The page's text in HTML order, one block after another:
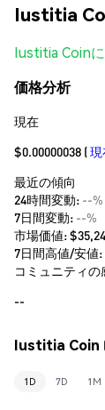
Iustitia
Iustitia Coin
価格分析
現在
$0.00000038 (現
最近の傾向
24時間変動: --%
7日間変動: --%
市場価値:
7日間高値/安値:
コミュニティの
--
Iustitia Coin
1D 7D 1M